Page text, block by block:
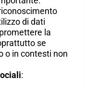
di dati
la
se
o in contesti non
: